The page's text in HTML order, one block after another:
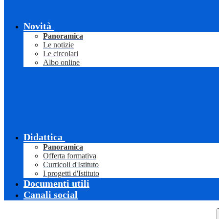
Novità
Panoramica
Le notizie
Le circolari
Albo online
Didattica
Panoramica
Offerta formativa
Curricoli d'Istituto
I progetti d'Istituto
Documenti utili
Canali social